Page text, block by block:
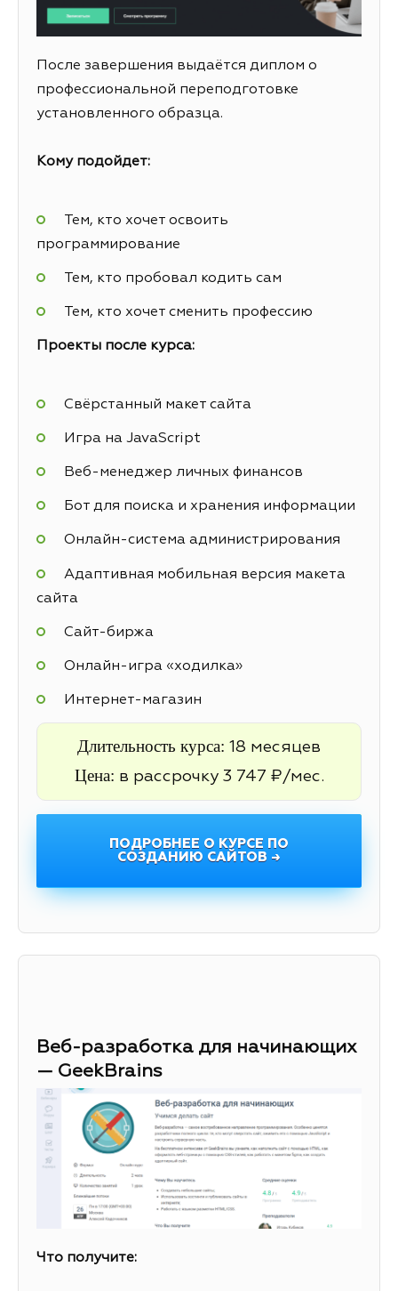
После завершения выдаётся диплом о
профессиональной переподготовке
установленного образца.
Кому подойдет:
Тем, кто хочет освоить
программирование
Тем, кто пробовал кодить сам
Тем, кто хочет сменить профессию
Проекты после курса:
Свёрстанный макет сайта
Игра на JavaScript
Веб-менеджер личных финансов
Бот для поиска и хранения информации
Онлайн-система администрирования
Адаптивная мобильная версия макета
сайта
Cайт-биржа
Онлайн-игра «ходилка»
Интернет-магазин
Длительность курса: 18 месяцев
Цена: в рассрочку 3 747 ₽/мес.
ПОДРОБНЕЕ О КУРСЕ ПО
СОЗДАНИЮ САЙТОВ →
Веб-разработка для начинающих
— GeekBrains
Что получите: